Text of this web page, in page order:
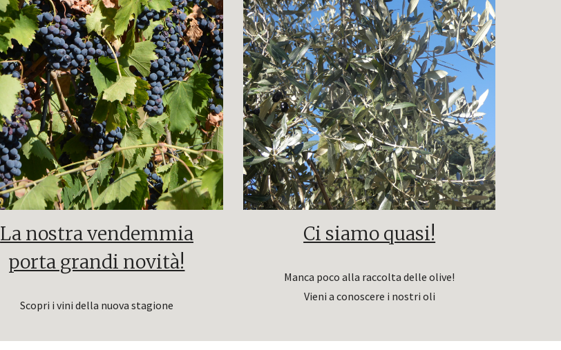
La nostra vendemmia
porta grandi novità!
Scopri i vini della nuova stagione
Ci siamo quasi!
Manca poco alla raccolta delle olive!
Vieni a conoscere i nostri oli